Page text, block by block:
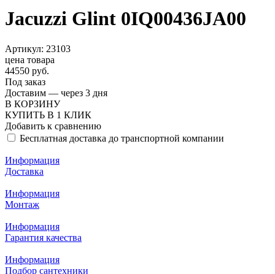
Jacuzzi Glint 0IQ00436JA00
Артикул: 23103
цена товара
44550 руб.
Под заказ
Доставим — через 3 дня
В КОРЗИНУ
КУПИТЬ В 1 КЛИК
Добавить к сравнению
Бесплатная доставка до транспортной компании
Информация
Доставка
Информация
Монтаж
Информация
Гарантия качества
Информация
Подбор сантехники